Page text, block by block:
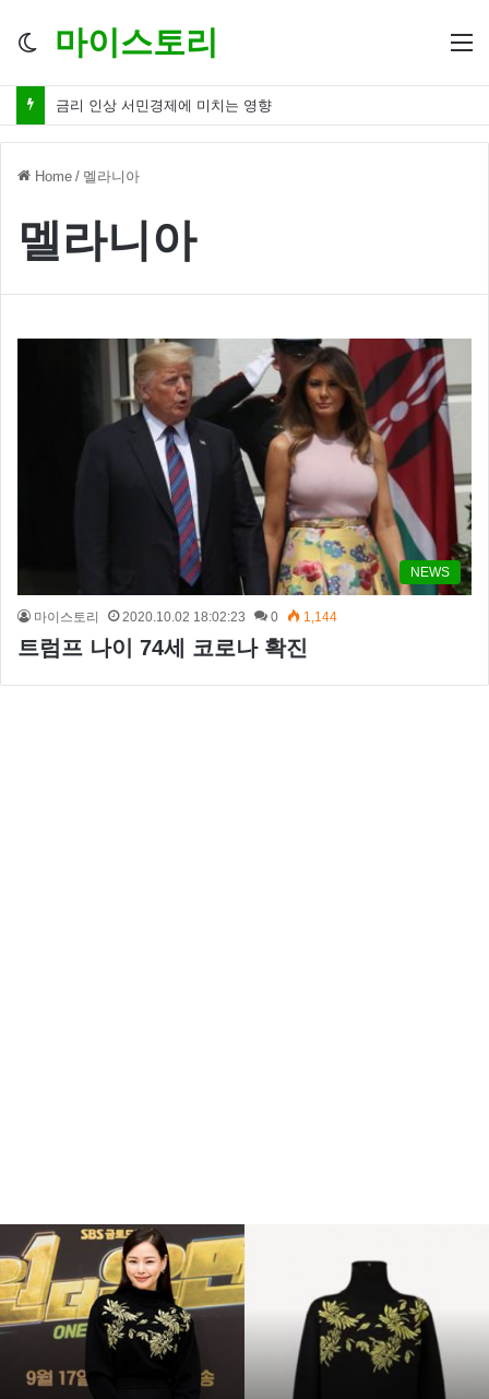
Switch
마이스토리
금리 인상 서민경제에 미치는 영향
Home / 멜라니아
멜라니아
NEWS
마이스토리 2020.10.02 18:02:23 0 1,144
트럼프 나이 74세 코로나 확진
하
늬
패
션